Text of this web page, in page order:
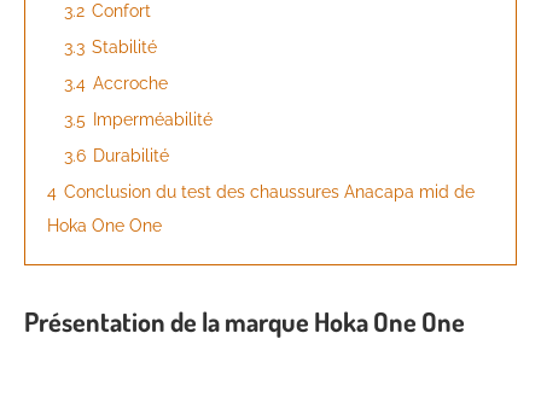
3.2 Confort
3.3 Stabilité
3.4 Accroche
3.5
Imperméabilité
3.6 Durabilité
4 Conclusion du test des chaussures Anacapa mid de
Hoka One One
Présentation de la marque Hoka One One